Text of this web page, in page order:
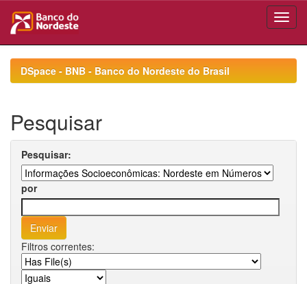
navigationDSpace - BNB - Banco do Nordeste do Brasil
Pesquisar
Pesquisar:
por
Filtros correntes: